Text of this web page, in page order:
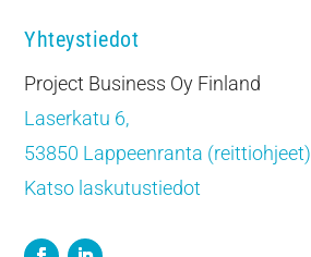
Yhteystiedot
Project Business Oy Finland
Laserkatu 6,
53850 Lappeenranta (reittiohjeet)
Katso laskutustiedot